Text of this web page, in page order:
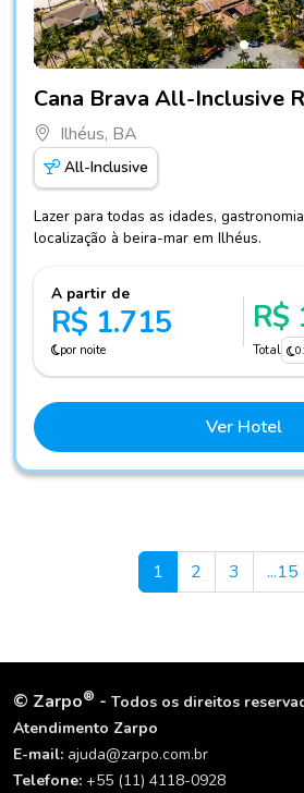
Cana Brava All-Inclusive
Ilhéus, BA
All-Inclusive
Lazer para todas as idades,
localização à beira-mar em Ilhéus.
A partir de
R$ 1.715
por noite
R$
Total
Ver Hotel
1 2 3 ...15
© Zarpo® - Todos os direitos
Atendimento Zarpo
E-mail: ajuda@zarpo.com.br
Telefone: +55 (11) 4118-0928